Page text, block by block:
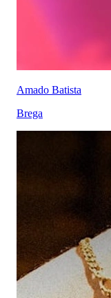
Amado Batista
Brega